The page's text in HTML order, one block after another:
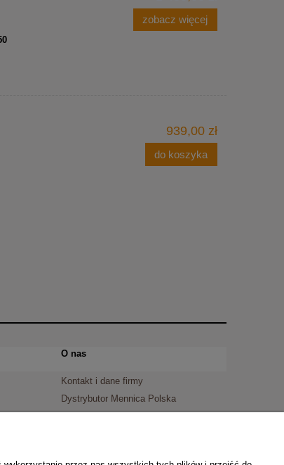
zobacz więcej
939,00 zł
do koszyka
O nas
Kontakt i dane firmy
Dystrybutor Mennica Polska